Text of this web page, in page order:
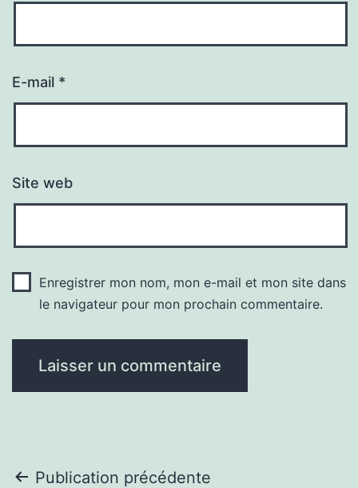
E-mail *
Site web
Enregistrer mon nom, mon e-mail et mon site dans
le navigateur pour mon prochain commentaire.
Publication précédente